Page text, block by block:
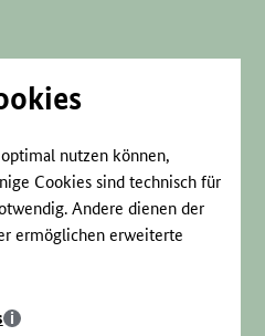
nutzen können,
Cookies sind technisch für
Andere dienen der
ermöglichen erweiterte